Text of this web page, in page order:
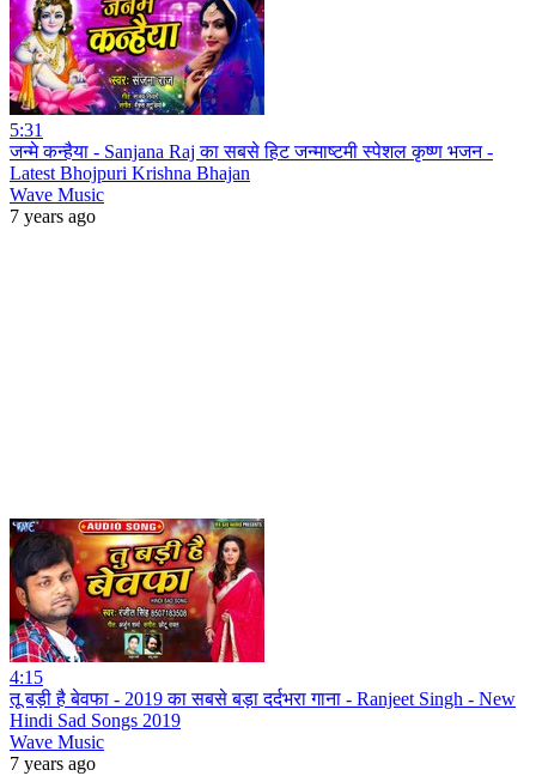
5:31
जन्मे कन्हैया - Sanjana Raj का सबसे हिट जन्माष्टमी स्पेशल कृष्ण भजन -
Latest Bhojpuri Krishna Bhajan
Wave Music
7 years ago
4:15
तू बड़ी है बेवफा - 2019 का सबसे बड़ा दर्दभरा गाना - Ranjeet Singh - New
Hindi Sad Songs 2019
Wave Music
7 years ago